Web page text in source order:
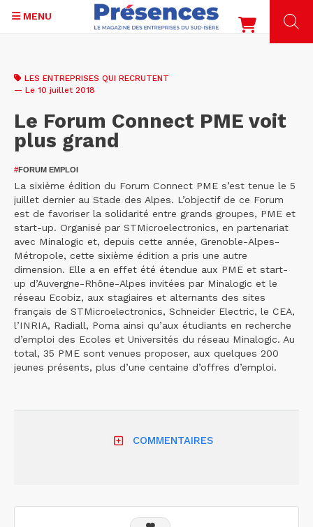
contenu
MENU
LES ENTREPRISES QUI RECRUTENT
— Le 10 juillet 2018
Le Forum Connect PME voit
plus grand
#FORUM EMPLOI
La sixième édition du Forum Connect PME s’est tenue le 5
juillet dernier au Stade des Alpes. L’objectif de ce Forum
est de favoriser la solidarité entre grands groupes, PME et
start-up. Organisé par STMicroelectronics, en partenariat
avec Minalogic et, depuis cette année, Grenoble-Alpes-
Métropole, cette sixième édition a pris une autre
dimension. Elle a en effet été étendue aux PME et start-
up d’Auvergne-Rhône-Alpes invitées par Minalogic et le
réseau Ecobiz, aux stagiaires et alternants des sites
français de STMicroelectronics, Schneider Electric, le CEA,
l’INRIA, Radiall, Poma ainsi qu’aux étudiants en recherche
d’emploi des Ecoles et Universités du réseau Minalogic. Au
total, 35 PME sont venues proposer, aux quelques 200
jeunes présents, plus d’une centaine d’offres d’emploi.
COMMENTAIRES